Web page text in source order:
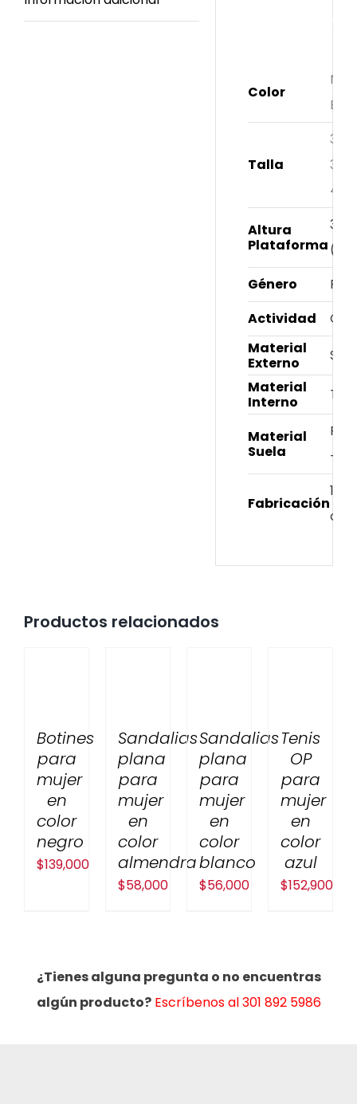
Información
Color
Talla
34
37
40
Altura
Plataforma
3
Género
Actividad
Material
Externo
Material
Interno
Material
Suela
–
Fabricación
Productos relacionados
Botines
para
mujer
en
color
negro
$139,000
Sandalias
plana
para
mujer
en
color
almendra
$58,000
Sandalias
plana
para
mujer
en
color
blanco
$56,000
Tenis
OP
para
mujer
en
color
azul
$152,900
¿Tienes alguna pregunta o no encuentras
algún producto? Escríbenos al 301 892 5986